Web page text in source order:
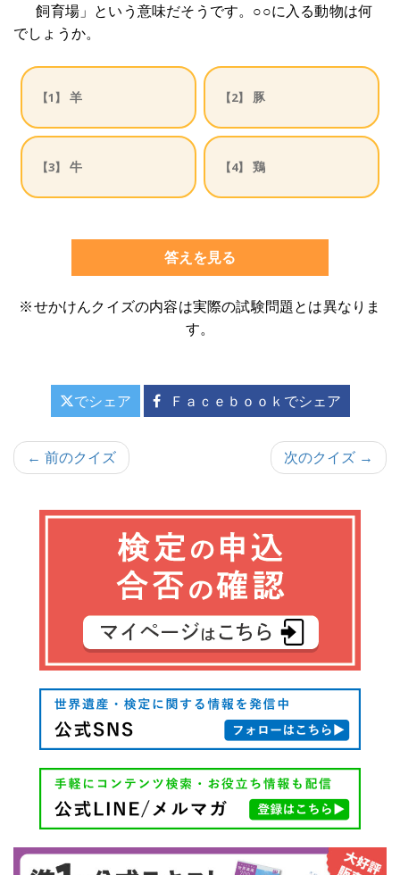
飼育場」という意味だそうです。○○に入る動物は何
でしょうか。
【1】 羊 【2】 豚
【3】 牛 【4】 鶏
答えを見る
※せかけんクイズの内容は実際の試験問題とは異なりま
す。
でシェア Ｆａｃｅｂｏｏｋでシェア
投← 前のクイズ 次のクイズ →